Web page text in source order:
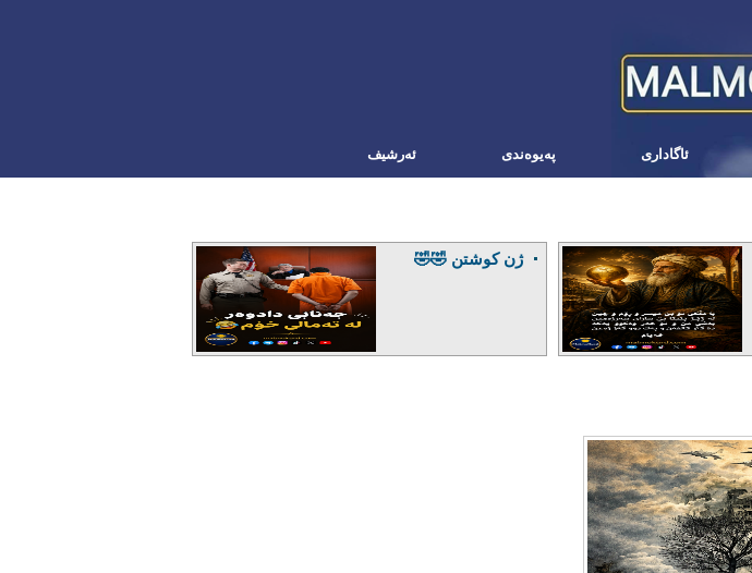
ئه‌رشیف په‌یوه‌ندی ئاگاداری
ژن کوشتن 🤣🤣